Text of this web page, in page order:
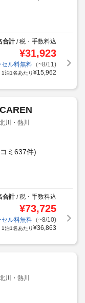
合計/税・手数料込
¥31,923
セル料無料（~8/11)
1泊1名あたり¥15,962
川・熱川
ミ637件)
合計/税・手数料込
¥73,725
セル料無料（~8/10)
1泊1名あたり¥36,863
川・熱川